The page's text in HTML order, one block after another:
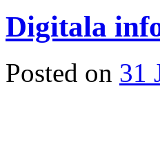
Digitala
Posted on 31